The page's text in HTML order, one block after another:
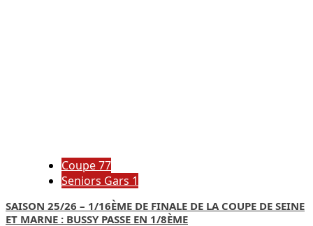
Coupe 77
Seniors Gars 1
SAISON 25/26 – 1/16ÈME DE FINALE DE LA COUPE DE SEINE
ET MARNE : BUSSY PASSE EN 1/8ÈME